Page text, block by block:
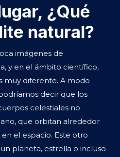
¿Qué
natural?
imágenes de
y en el ámbito científico,
muy diferente. A modo
decir que los
celestiales no
que orbitan alrededor
el espacio. Este otro
planeta, estrella o incluso